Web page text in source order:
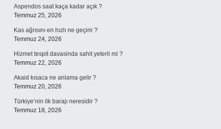
Aspendos saat kaça kadar açık ?
Temmuz 25, 2026
Kas ağrısını en hızlı ne geçirir ?
Temmuz 24, 2026
Hizmet tespit davasinda sahit yeterli mi ?
Temmuz 22, 2026
Akaid kısaca ne anlama gelir ?
Temmuz 20, 2026
Türkiye’nin ilk barajı neresidir ?
Temmuz 18, 2026